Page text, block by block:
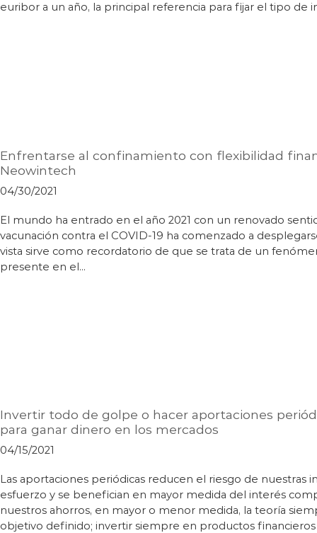
euribor a un año, la principal referencia para fijar el tipo de
Enfrentarse al confinamiento con flexibilidad
Neowintech
04/30/2021
El mundo ha entrado en el año 2021 con un renovado
vacunación contra el COVID-19 ha comenzado a
vista sirve como recordatorio de que se trata de un
presente en el…
Invertir todo de golpe o hacer aportaciones
para ganar dinero en los mercados
04/15/2021
Las aportaciones periódicas reducen el riesgo de nuestras
esfuerzo y se benefician en mayor medida del interés
nuestros ahorros, en mayor o menor medida, la teoría
objetivo definido; invertir siempre en productos